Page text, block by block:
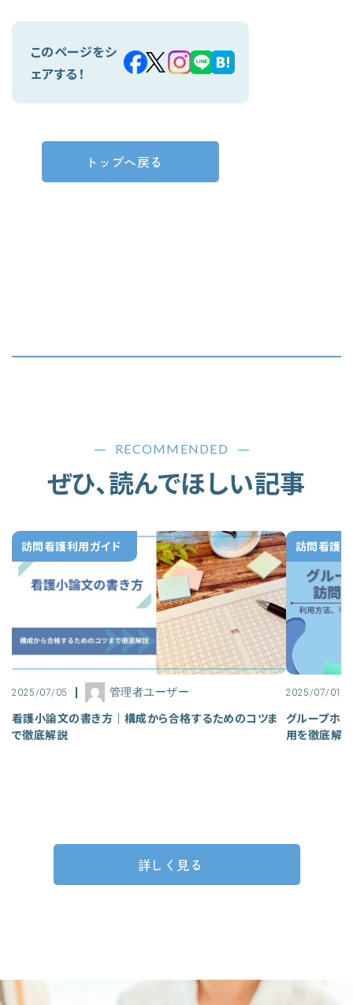
このページをシ
ェアする！
トップへ戻る
RECOMMENDED
ぜひ、読んでほしい記事
訪問看護利用ガイド
2025/07/05 管理者ユーザー
看護小論文の書き方｜構成から合格するためのコツま
で徹底解説
訪問看護
2025/07/01
グループホー
用を徹底解説
詳しく見る